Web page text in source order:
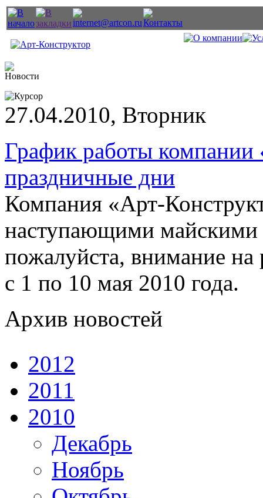
27.04.2010, Вторник
График работы компании
праздничные дни
Компания «Арт-
наступающими майскими
пожалуйста, внимание
с 1 по 10 мая 2010 года.
Архив новостей
2012
2011
2010
Декабрь
Ноябрь